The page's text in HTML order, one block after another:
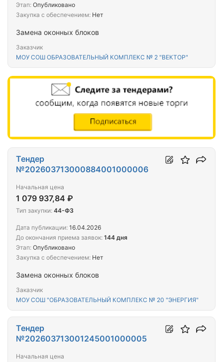
Замена оконных блоков
Заказчик
МОУ СОШ ОБРАЗОВАТЕЛЬНЫЙ КОМПЛЕКС № 2 "ВЕКТОР"
Этап: Опубликовано
Закупка с обеспечением: Нет
Замена оконных блоков
Заказчик
МОУ СОШ "ОБРАЗОВАТЕЛЬНЫЙ КОМПЛЕКС № 20 "ЭНЕРГИЯ"
Тендер
№202603713000884001000006
Начальная цена
1 079 937,84 ₽
Тип закупки: 44-ФЗ
Дата публикации: 16.04.2026
До окончания приема заявок: 144 дня
Этап: Опубликовано
Закупка с обеспечением: Нет
Тендер
№202603713001245001000005
Начальная цена